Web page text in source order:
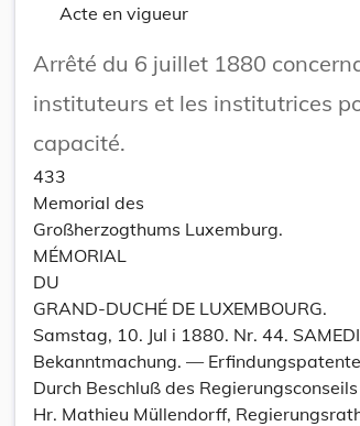
Acte en vigueur
Arrêté du 6 juillet 1880
instituteurs et les institutrices
capacité.
433
Memorial des
Großherzogthums Luxemburg.
MÉMORIAL
DU
GRAND-DUCHÉ DE LUXEMBOURG.
Samstag, 10. Jul i 1880. Nr. 44.
Bekanntmachung. —
Durch Beschluß des
Hr. Mathieu Müllendorff,